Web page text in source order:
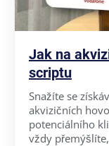
Jak na
scriptu
Snažíte se
akvizičních
potenciálního
vždy